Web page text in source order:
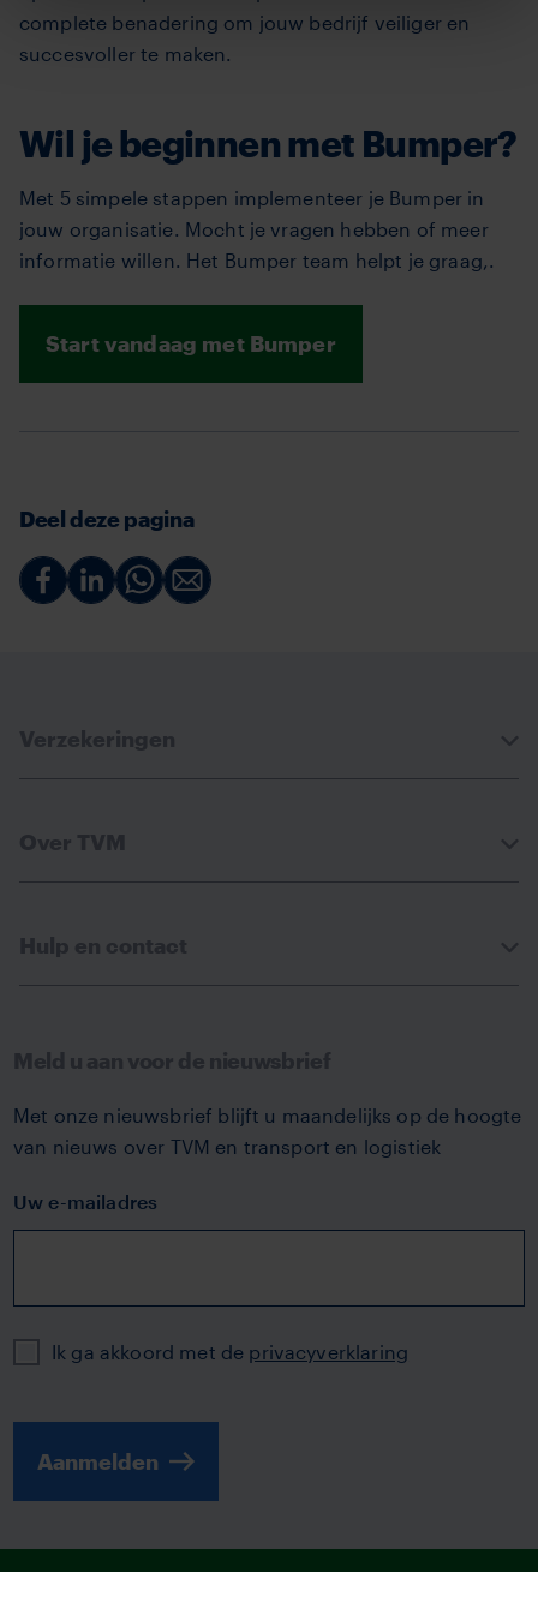
complete benadering om jouw bedrijf veiliger en
succesvoller te maken.
Wil je beginnen met Bumper?
Met 5 simpele stappen implementeer je Bumper in
jouw organisatie. Mocht je vragen hebben of meer
informatie willen. Het Bumper team helpt je graag,.
Start vandaag met Bumper
Deel deze pagina
Deel Deel Deel Deel
Verzekeringen
Over TVM
Hulp en contact
Meld u aan voor de nieuwsbrief
Met onze nieuwsbrief blijft u maandelijks op de hoogte
van nieuws over TVM en transport en logistiek
Uw e-mailadres
PrivacyIk ga akkoord met de privacyverklaring